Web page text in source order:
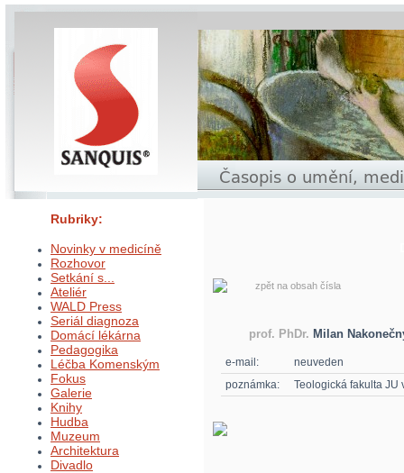
Rubriky:
Novinky v medicíně
Rozhovor
Setkání s...
Ateliér
WALD Press
Seriál diagnoza
Domácí lékárna
Pedagogika
Léčba Komenským
Fokus
Galerie
Knihy
Hudba
Muzeum
Architektura
Divadlo
zpět na obsah čísla
prof. PhDr. Milan
e-mail:
neuveden
poznámka:
Teologická fakulta JU